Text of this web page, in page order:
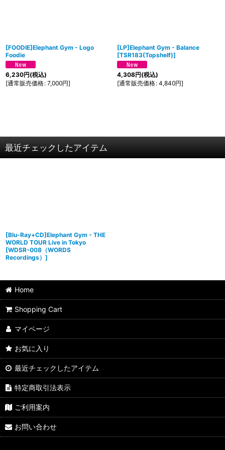
[FOODIE]Elephant Gym - Logo
Foodie
6,230円(税込)
[通常販売価格: 7,000円]
[LP]Elephant Gym - Balance
[TSR183(Topshelf)]
4,308円(税込)
[通常販売価格: 4,840円]
最近チェックしたアイテム
[Blu-Ray+CD]Elephant Gym - THE
WORLD TOUR Live in Tokyo
[WDSR-008（WORDS
Recordings） ]
Home
Shopping Cart
マイページ
お気に入り
最近チェックしたアイテム
特定商取引法表示
ご利用案内
お問い合わせ